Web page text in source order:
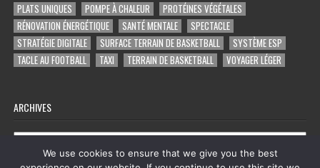
PLATS UNIQUES
POMPE À CHALEUR
PROTÉINES VÉGÉTALES
RÉNOVATION ÉNERGÉTIQUE
SANTÉ MENTALE
SPECTACLE
STRATÉGIE DIGITALE
SURFACE TERRAIN DE BASKETBALL
SYSTÈME ESP
TACLE AU FOOTBALL
TAXI TERRAIN DE BASKETBALL VOYAGER LÉGER
ARCHIVES
Archives
We use cookies to ensure that we give you the best